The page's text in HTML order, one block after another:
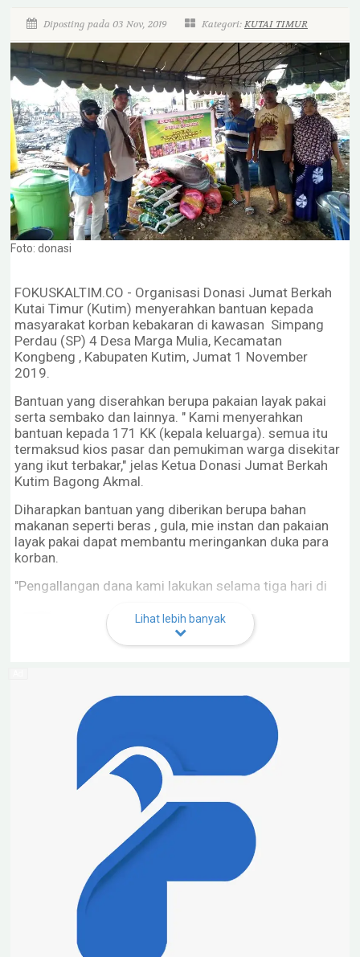
Diposting pada 03 Nov, 2019 Kategori:KUTAI TIMUR
Foto: donasi
FOKUSKALTIM.CO - Organisasi Donasi Jumat Berkah
Kutai Timur (Kutim) menyerahkan bantuan kepada
masyarakat korban kebakaran di kawasan Simpang
Perdau (SP) 4 Desa Marga Mulia, Kecamatan
Kongbeng , Kabupaten Kutim, Jumat 1 November
2019.
Bantuan yang diserahkan berupa pakaian layak pakai
serta sembako dan lainnya. " Kami menyerahkan
bantuan kepada 171 KK (kepala keluarga). semua itu
termaksud kios pasar dan pemukiman warga disekitar
yang ikut terbakar," jelas Ketua Donasi Jumat Berkah
Kutim Bagong Akmal.
Diharapkan bantuan yang diberikan berupa bahan
makanan seperti beras , gula, mie instan dan pakaian
layak pakai dapat membantu meringankan duka para
korban.
"Pengallangan dana kami lakukan selama tiga hari di
sebagian bantuan kepada korban kebakaran di Kabo,"
terang Bagong usai memberikan bantuan.
telah ikut menyumbangkan bantuan melalui Donasi
Jumat Berkah.
"Terimakasih kepada masyarakat yang telah
mendonasikan sedikit harta kepada saudara saudara
kita yang tertimpa musibah, semoga bantuan teman
teman dibalas olah Allah ," tutup Bagong.
Seperti diketahui kebakaran besar terjadi di lokasi
pasar Desa Marga Mulia, Kecamatan Kombeng,
Kabupaten Kutim pada 26 Oktober 2019, kebakaran
yang terjadi sekitar pukul 21.00 itu menghanguskan
kurang lebih 100 lapak dan 30 rumah warga. (*)
Lihat lebih banyak